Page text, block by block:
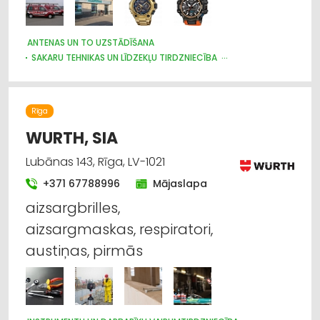
ANTENAS UN TO UZSTĀDĪŠANA
SAKARU TEHNIKAS UN LĪDZEKĻU TIRDZNIECĪBA
SAKARU TEHNIKAS UN LĪDZEKĻU LABOŠANA, SERVISS
PULKSTEŅU TIRDZNIECĪBA
APSARDZE: AIZSARGIERĪCES, SISTĒMAS, VIDEONOVĒROŠANA
Rīga
WURTH, SIA
Lubānas 143, Rīga, LV-1021
+371 67788996 Mājaslapa
aizsargbrilles,
aizsargmaskas, respiratori,
austiņas, pirmās